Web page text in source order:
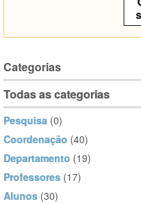
Categorias
Todas as categorias
Pesquisa (0)
Coordenação (40)
Departamento (19)
Professores (17)
Alunos (30)